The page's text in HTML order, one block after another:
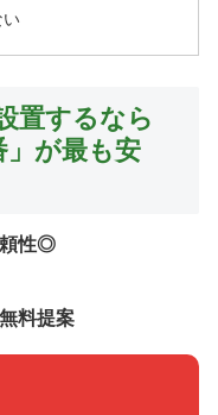
い
置するなら
」が最も安
頼性◎
料提案